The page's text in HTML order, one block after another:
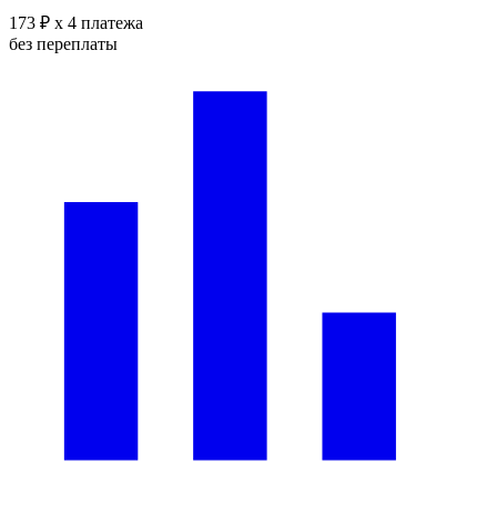
173 ₽ x 4 платежа
без переплаты